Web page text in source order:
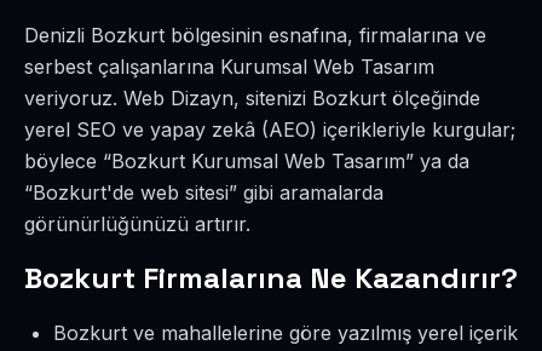
Denizli Bozkurt bölgesinin esnafına, firmalarına ve
serbest çalışanlarına Kurumsal Web Tasarım
veriyoruz. Web Dizayn, sitenizi Bozkurt ölçeğinde
yerel SEO ve yapay zekâ (AEO) içerikleriyle kurgular;
böylece “Bozkurt Kurumsal Web Tasarım” ya da
“Bozkurt'de web sitesi” gibi aramalarda
görünürlüğünüzü artırır.
Bozkurt Firmalarına Ne Kazandırır?
Bozkurt ve mahallelerine göre yazılmış yerel içerik